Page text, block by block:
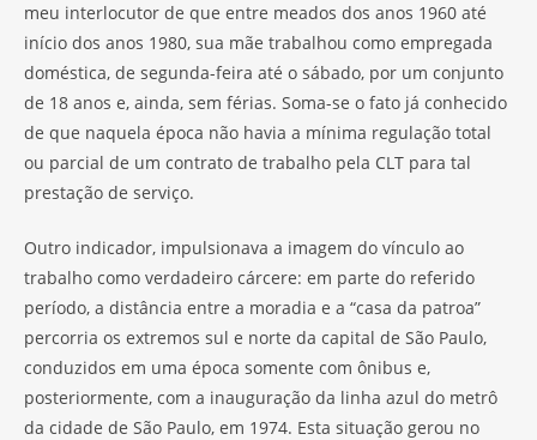
meu interlocutor de que entre meados dos anos 1960 até
início dos anos 1980, sua mãe trabalhou como empregada
doméstica, de segunda-feira até o sábado, por um conjunto
de 18 anos e, ainda, sem férias. Soma-se o fato já conhecido
de que naquela época não havia a mínima regulação total
ou parcial de um contrato de trabalho pela CLT para tal
prestação de serviço.
Outro indicador, impulsionava a imagem do vínculo ao
trabalho como verdadeiro cárcere: em parte do referido
período, a distância entre a moradia e a “casa da patroa”
percorria os extremos sul e norte da capital de São Paulo,
conduzidos em uma época somente com ônibus e,
posteriormente, com a inauguração da linha azul do metrô
da cidade de São Paulo, em 1974. Esta situação gerou no